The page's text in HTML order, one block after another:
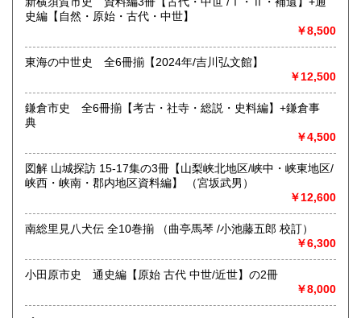
書籍の買取について
静岡県内出張買い取りいたします。他県もご相談下さい。宅
配買い取りもご相談ください。
取り扱い分野
古書一般（その他）
史編【自然・原始・古代・中世】
￥8,500
東海の中世史 全6冊揃【2024年/吉川弘文館】
￥12,500
鎌倉市史 全6冊揃【考古・社寺・総説・史料編】+鎌倉事
典
￥4,500
図解 山城探訪 15-17集の3冊【山梨峡北地区/峡中・峡東地区/
峡西・峡南・郡内地区資料編】 （宮坂武男）
￥12,600
南総里見八犬伝 全10巻揃 （曲亭馬琴 /小池藤五郎 校訂）
￥6,300
小田原市史 通史編【原始 古代 中世/近世】の2冊
￥8,000